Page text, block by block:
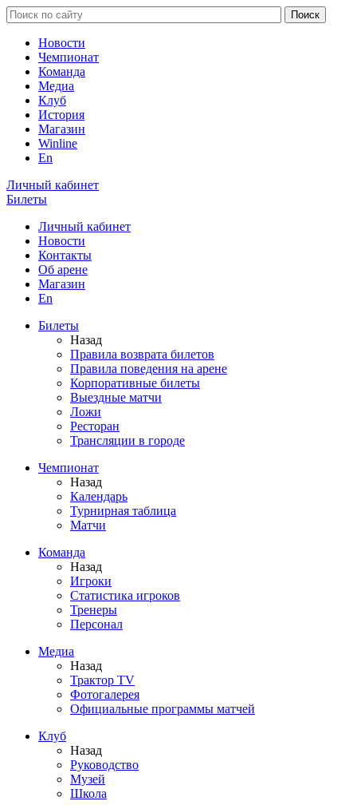
Новости
Чемпионат
Команда
Медиа
Клуб
История
Магазин
Winline
En
Личный кабинет
Билеты
Личный кабинет
Новости
Контакты
Об арене
Магазин
En
Билеты
Назад
Правила возврата билетов
Правила поведения на арене
Корпоративные билеты
Выездные матчи
Ложи
Ресторан
Трансляции в городе
Чемпионат
Назад
Календарь
Турнирная таблица
Матчи
Команда
Назад
Игроки
Статистика игроков
Тренеры
Персонал
Медиа
Назад
Трактор TV
Фотогалерея
Официальные программы матчей
Клуб
Назад
Руководство
Музей
Школа